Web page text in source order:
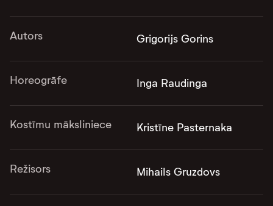
Autors Grigorijs Gorins
Horeogrāfe Inga Raudinga
Kostīmu māksliniece Kristīne Pasternaka
Režisors Mihails Gruzdovs